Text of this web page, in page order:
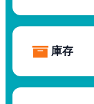
庫存